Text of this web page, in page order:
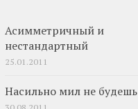
Асимметричный и
нестандартный
25.01.2011
Насильно мил не будешь